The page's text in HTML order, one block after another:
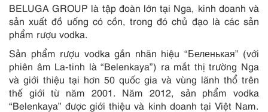
BELUGA GROUP là tập đoàn lớn tại Nga, kinh doanh và
sản xuất đồ uống có cồn, trong đó chủ đạo là các sản
phẩm rượu vodka.
Sản phẩm rượu vodka gắn nhãn hiệu “Беленькая” (với
phiên âm La-tinh là “Belenkaya”) ra mắt thị trường Nga
và giới thiệu tại hơn 50 quốc gia và vùng lãnh thổ trên
thế giới từ năm 2001. Năm 2012, sản phẩm vodka
“Belenkaya” được giới thiệu và kinh doanh tại Việt Nam.